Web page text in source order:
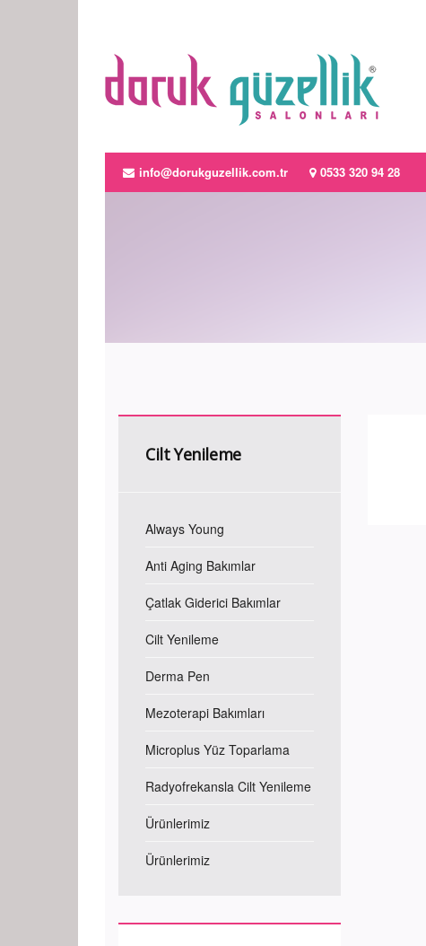
info@dorukguzellik.com.tr 0533 320 94 28
Cilt Yenileme
Always Young
Anti Aging Bakımlar
Çatlak Giderici Bakımlar
Cilt Yenileme
Derma Pen
Mezoterapi Bakımları
Microplus Yüz Toparlama
Radyofrekansla Cilt Yenileme
Ürünlerimiz
Ürünlerimiz